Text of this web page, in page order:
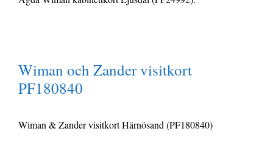
Wiman och Zander visitkort
PF180840
Wiman & Zander visitkort Härnösand (PF180840)